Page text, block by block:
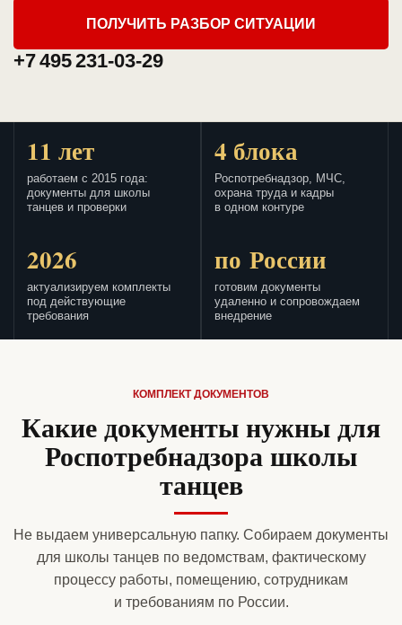
ПОЛУЧИТЬ РАЗБОР СИТУАЦИИ
+7 495 231-03-29
11 лет
работаем с 2015 года:
документы для школы
танцев и проверки
4 блока
Роспотребнадзор, МЧС,
охрана труда и кадры
в одном контуре
2026
актуализируем комплекты
под действующие
требования
по России
готовим документы
удаленно и сопровождаем
внедрение
КОМПЛЕКТ ДОКУМЕНТОВ
Какие документы нужны для
Роспотребнадзора школы
танцев
Не выдаем универсальную папку. Собираем документы
для школы танцев по ведомствам, фактическому
процессу работы, помещению, сотрудникам
и требованиям по России.